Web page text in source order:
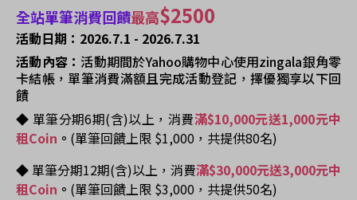
全站單筆消費回饋最高$2500
活動日期：2026.7.1 - 2026.7.31
活動內容： 活動期間於Yahoo購物中心使用zingala銀角零
卡結帳，單筆消費滿額且完成活動登記，擇優獨享以下回
饋
◆ 單筆分期6期(含)以上，消費滿$10,000元送1,000元中
租Coin 。 (單筆回饋上限 $1,000，共提供80名)
◆ 單筆分期12期(含)以上， 消費滿$30,000元送3,000元中
租Coin 。 (單筆回饋上限 $3,000，共提供50名)